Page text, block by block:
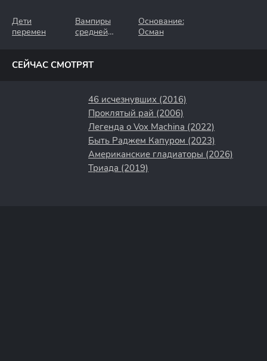
Дети
перемен
Вампиры
средней
Основание:
Осман
СЕЙЧАС СМОТРЯТ
46 исчезнувших (2016)
Проклятый рай (2006)
Легенда о Vox Machina (2022)
Быть Раджем Капуром (2023)
Американские гладиаторы (2026)
Триада (2019)